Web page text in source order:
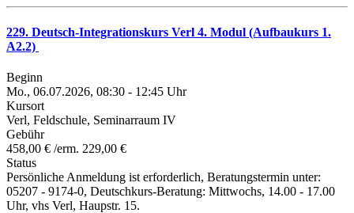
229. Deutsch-Integrationskurs Verl 4. Modul (Aufbaukurs 1.
A2.2)
Beginn
Mo., 06.07.2026, 08:30 - 12:45 Uhr
Kursort
Verl, Feldschule, Seminarraum IV
Gebühr
458,00 € /erm. 229,00 €
Status
Persönliche Anmeldung ist erforderlich, Beratungstermin unter:
05207 - 9174-0, Deutschkurs-Beratung: Mittwochs, 14.00 - 17.00
Uhr, vhs Verl, Haupstr. 15.